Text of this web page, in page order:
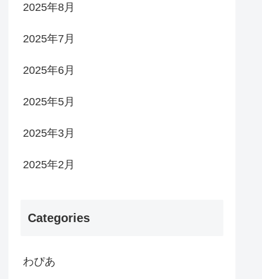
2025年8月
2025年7月
2025年6月
2025年5月
2025年3月
2025年2月
Categories
わぴあ